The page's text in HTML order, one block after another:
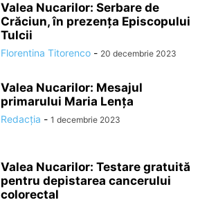
Valea Nucarilor: Serbare de
Crăciun, în prezența Episcopului
Tulcii
Florentina Titorenco - 20 decembrie 2023
Valea Nucarilor: Mesajul
primarului Maria Lența
Redacția - 1 decembrie 2023
Valea Nucarilor: Testare gratuită
pentru depistarea cancerului
colorectal